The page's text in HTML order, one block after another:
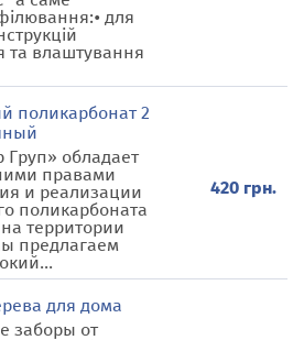
для
та влаштування
поликарбонат 2
обладает
правами
и реализации
поликарбоната
территории
предлагаем
420 грн.
для дома
заборы от